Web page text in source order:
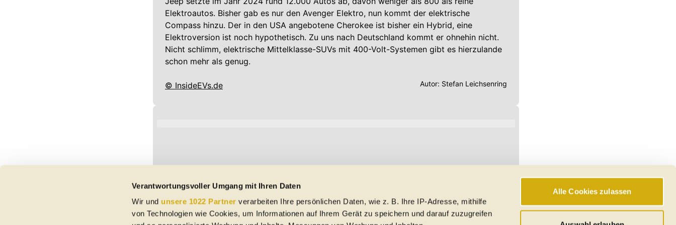
Verantwortungsvoller Umgang mit Ihren Daten
Wir und unsere 1022 Partner verarbeiten Ihre persönlichen Daten, wie z. B. Ihre IP-Adresse, mithilfe
von Technologien wie Cookies, um Informationen auf Ihrem Gerät zu speichern und darauf zuzugreifen
Alle Cookies zulassen
Elektroautos. Bisher gab es nur den Avenger Elektro, nun kommt der elektrische
Compass hinzu. Der in den USA angebotene Cherokee ist bisher ein Hybrid, eine
Elektroversion ist noch hypothetisch. Zu uns nach Deutschland kommt er ohnehin nicht.
Nicht schlimm, elektrische Mittelklasse-SUVs mit 400-Volt-Systemen gibt es hierzulande
schon mehr als genug.
© InsideEVs.de Autor: Stefan Leichsenring